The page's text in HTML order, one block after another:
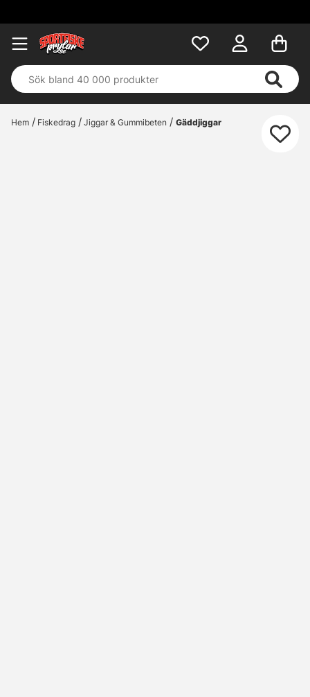
Hem Fiskedrag Jiggar & Gummibeten Gäddjiggar